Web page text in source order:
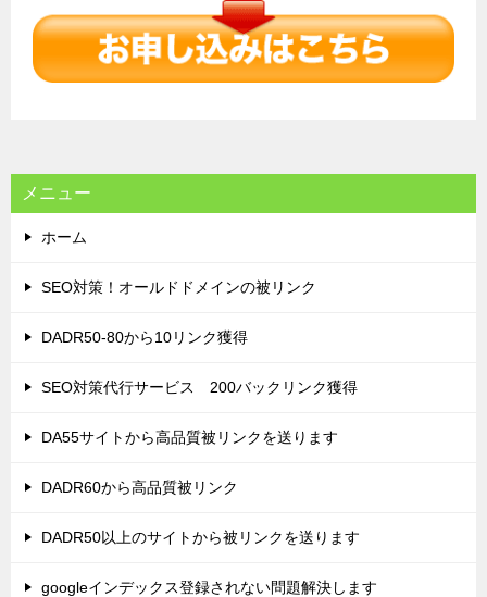
メニュー
ホーム
SEO対策！オールドドメインの被リンク
DADR50-80から10リンク獲得
SEO対策代行サービス 200バックリンク獲得
DA55サイトから高品質被リンクを送ります
DADR60から高品質被リンク
DADR50以上のサイトから被リンクを送ります
googleインデックス登録されない問題解決します